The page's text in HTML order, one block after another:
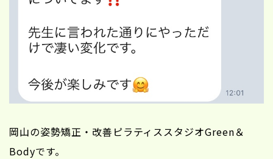
岡山の姿勢矯正・改善ピラティススタジオGreen＆
Bodyです。